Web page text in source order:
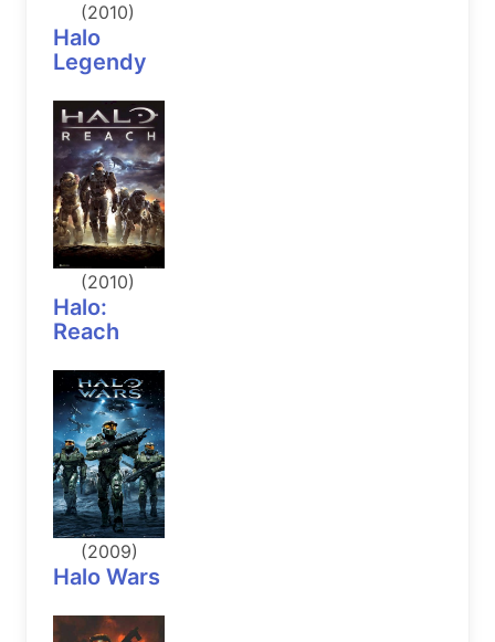
(2010)
Halo
Legendy
(2010)
Halo:
Reach
(2009)
Halo Wars